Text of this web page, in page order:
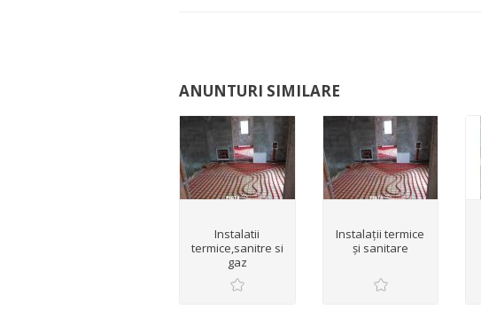
ANUNTURI SIMILARE
Instalatii
termice,sanitre si
gaz
Instalații termice
și sanitare